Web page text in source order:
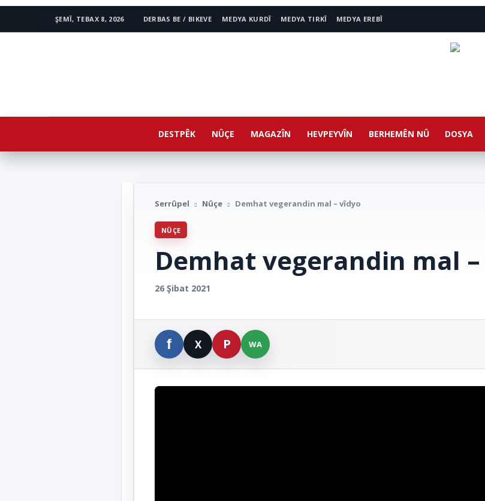
ŞEMÎ, TEBAX 8, 2026 DERBAS BE / BIKEVE MEDYA KURDÎ MEDYA TIRKÎ MEDYA EREBÎ
DESTPÊK NÛÇE MAGAZÎN HEVPEYVÎN BERHEMÊN NÛ DOSYA
Serrûpel Nûçe Demhat vegerandin mal – vîdyo
NÛÇE
Demhat vegerandin mal
26 Şibat 2021